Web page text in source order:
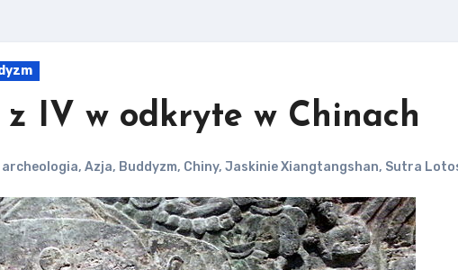
IV w odkryte w Chinach
archeologia, Azja, Buddyzm, Chiny, Jaskinie Xiangtangshan, Sutra